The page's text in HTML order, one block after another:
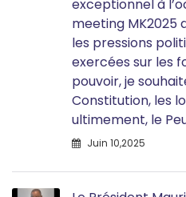
exceptionnel à
meeting MK2025
les pressions
exercées sur les
pouvoir, je
Constitution, les
ultimement, le
Juin 10,2025